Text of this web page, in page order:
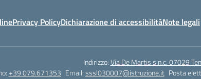
Privacy PolicyDichiarazione di accessibilitàNote legali
Indirizzo:Via De Martis s.n.c. 07029
+39 079.671353 Email:sssl030007@istruzione.it Posta